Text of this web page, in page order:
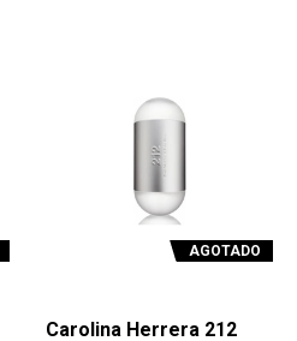
AGOTADO
Carolina Herrera 212